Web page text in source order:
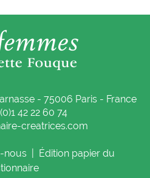
- 75006 Paris - France
42 22 60 74
creatrices.com
nous |
Édition papier du